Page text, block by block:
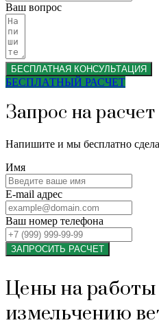
Ваш вопрос
БЕСПЛАТНАЯ КОНСУЛЬТАЦИЯ
БЕСПЛАТНЫЙ РАСЧЕТ
Запрос на расчет
Напишите и мы бесплатно
Имя
E-mail адрес
Ваш номер телефона
ЗАПРОСИТЬ РАСЧЕТ
Цены на работы
измельчению